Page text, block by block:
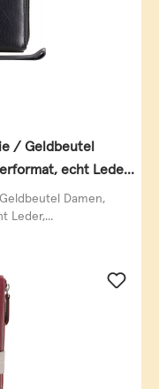
/ Geldbeutel
echt Leder,
Damen,
Leder,...